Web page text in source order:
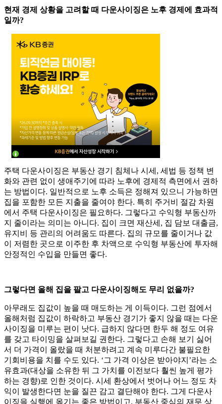
현재 경제 상황을 고려할 때 다운사이징은 노후 경제에 효과적
일까?
주택 다운사이징은 부동산 경기 침체나 시세, 세법 등 정책 변
화와 관련 없이 생애주기에 따라 노후에 경제적 측면에서 권하
는 방법이다. 일반적으로 노후 소득은 정해져 있으니 가능하면
집을 포함한 모든 지출을 줄여야 한다. 특히 주거비 절감 차원
에서 주택 다운사이징은 필요하다. 그렇다고 수익형 부동산까
지 줄이라는 의미는 아니다. 집이 크면 재산세, 집 담보 대출금,
유지비 등 관리의 어려움도 따른다. 집의 규모를 줄이거나 값
이 저렴한 곳으로 이주한 후 차액으로 수익형 부동산에 투자해
안정적인 수입을 만들면 좋다.
그렇다면 올해 집을 팔고 다운사이징해도 무리 없을까?
아무래도 집값이 높을 때 매도하는 게 이득이다. 그런 점에서
올해처럼 집값이 하락하고 부동산 경기가 좋지 않을 때는 다운
사이징을 미루는 편이 낫다. 급하지 않다면 한두 해 정도 여유
를 갖고 타이밍을 살펴보길 권한다. 그렇다고 손해 보기 싫어
서 더 가격이 올랐을 때 처분하려고 계속 미루다간 불필요한
기회비용을 치를 수도 있다. ‘그 가격 이상은 받아야지’라는 소
유효과(대상을 소유한 뒤 그 가치를 이전보다 훨씬 높게 평가
하는 경향)로 인한 것이다. 시세 환상에서 벗어나 어느 정도 차
익이 발생한다면 눈을 질끈 감고 결단해야 한다. 그게 다운사
이징을 실행에 옮기는 좋은 방법이고, 부동산 중심의 재무 상